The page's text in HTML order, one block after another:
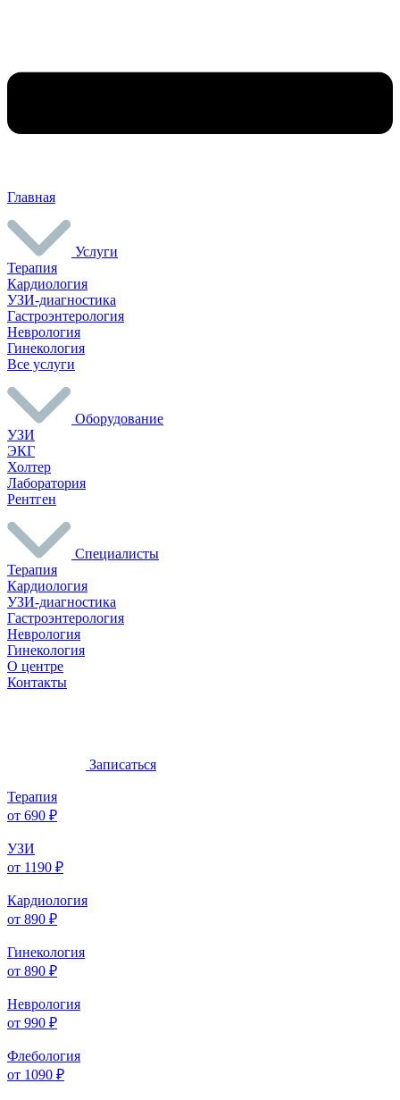
Главная
Услуги
Терапия
Кардиология
УЗИ-диагностика
Гастроэнтерология
Неврология
Гинекология
Все услуги
Оборудование
УЗИ
ЭКГ
Холтер
Лаборатория
Рентген
Специалисты
Терапия
Кардиология
УЗИ-диагностика
Гастроэнтерология
Неврология
Гинекология
О центре
Контакты
Записаться
Терапия
от 690 ₽
УЗИ
от 1190 ₽
Кардиология
от 890 ₽
Гинекология
от 890 ₽
Неврология
от 990 ₽
Флебология
от 1090 ₽